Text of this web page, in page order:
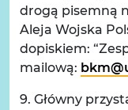
drogą pisemną
Aleja Wojska
dopiskiem:
mailową:
9. Główny